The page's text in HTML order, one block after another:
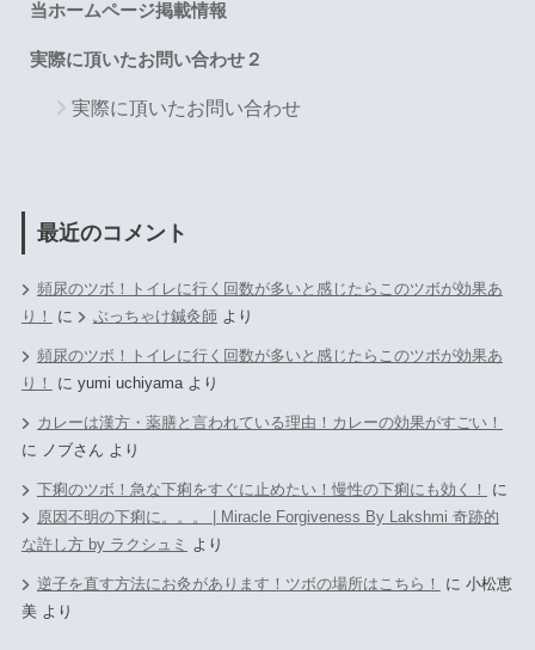
当ホームページ掲載情報
実際に頂いたお問い合わせ２
実際に頂いたお問い合わせ
最近のコメント
頻尿のツボ！トイレに行く回数が多いと感じたらこのツボが効果あ
り！
に ぶっちゃけ鍼灸師 より
頻尿のツボ！トイレに行く回数が多いと感じたらこのツボが効果あ
り！
に yumi uchiyamaより
カレーは漢方・薬膳と言われている理由！カレーの効果がすごい！
に
ノブさん より
下痢のツボ！急な下痢をすぐに止めたい！慢性の下痢にも効く！
に
原因不明の下痢に。。。 | Miracle Forgiveness By Lakshmi 奇跡的
な許し方 by ラクシュミ
より
逆子を直す方法にお灸があります！ツボの場所はこちら！ に 小松恵
美より